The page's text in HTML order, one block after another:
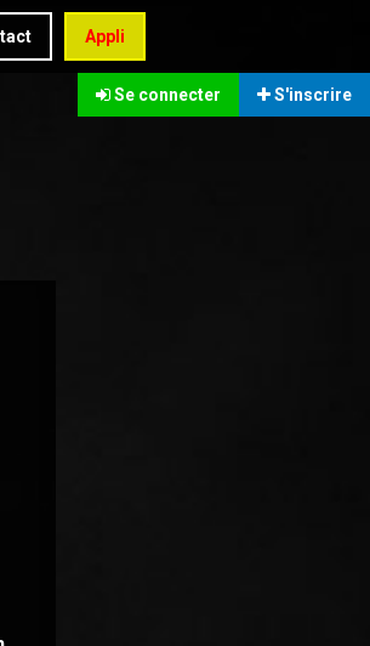
Appli
Se connecter S'inscrire